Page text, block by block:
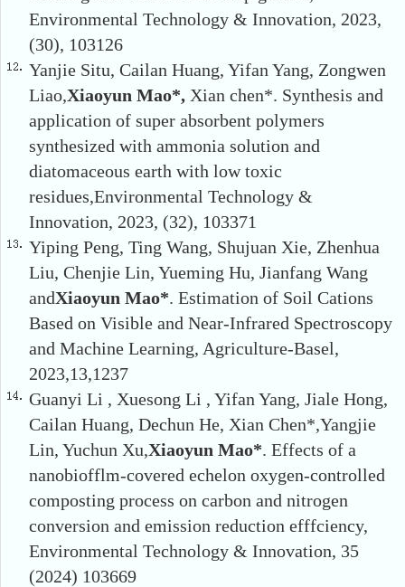
Environmental Technology & Innovation, 2023,
(30), 103126
Yanjie Situ, Cailan Huang, Yifan Yang, Zongwen
Liao,Xiaoyun Mao*, Xian chen*. Synthesis and
application of super absorbent polymers
synthesized with ammonia solution and
diatomaceous earth with low toxic
residues,Environmental Technology &
Innovation, 2023, (32), 103371
Yiping Peng, Ting Wang, Shujuan Xie, Zhenhua
Liu, Chenjie Lin, Yueming Hu, Jianfang Wang
andXiaoyun Mao*. Estimation of Soil Cations
Based on Visible and Near-Infrared Spectroscopy
and Machine Learning, Agriculture-Basel,
2023,13,1237
Guanyi Li , Xuesong Li , Yifan Yang, Jiale Hong,
Cailan Huang, Dechun He, Xian Chen*,Yangjie
Lin, Yuchun Xu,Xiaoyun Mao*. Effects of a
nanobiofflm-covered echelon oxygen-controlled
composting process on carbon and nitrogen
conversion and emission reduction efffciency,
Environmental Technology & Innovation, 35
(2024) 103669